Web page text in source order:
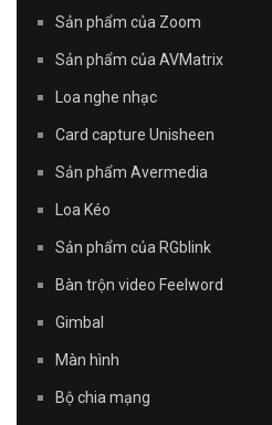
Sản phẩm của Zoom
Sản phẩm của AVMatrix
Loa nghe nhạc
Card capture Unisheen
Sản phẩm Avermedia
Loa Kéo
Sản phẩm của RGblink
Bàn trộn video Feelword
Gimbal
Màn hình
Bộ chia mạng